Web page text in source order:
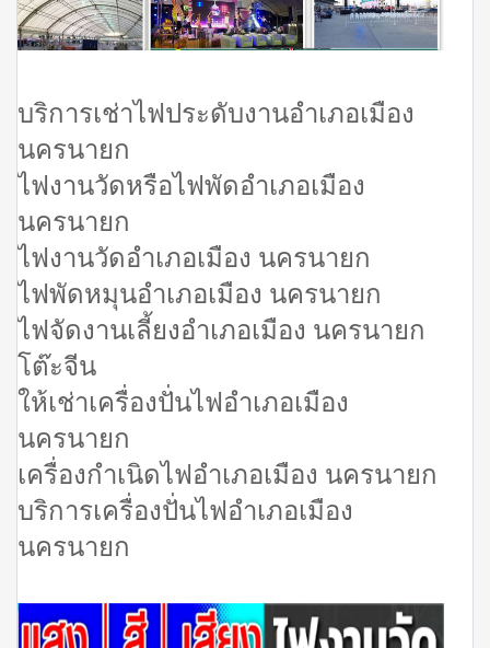
บริการเช่าไฟประดับงานอำเภอเมือง
นครนายก
ไฟงานวัดหรือไฟพัดอำเภอเมือง
นครนายก
ไฟงานวัดอำเภอเมือง นครนายก
ไฟพัดหมุนอำเภอเมือง นครนายก
ไฟจัดงานเลี้ยงอำเภอเมือง นครนายก
โต๊ะจีน
ให้เช่าเครื่องปั่นไฟอำเภอเมือง
นครนายก
เครื่องกำเนิดไฟอำเภอเมือง นครนายก
บริการเครื่องปั่นไฟอำเภอเมือง
นครนายก